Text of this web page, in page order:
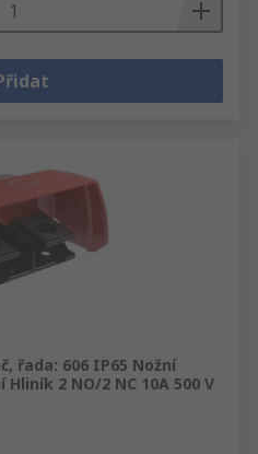
řada: 606 IP65 Nožní
2 NO/2 NC 10A 500 V